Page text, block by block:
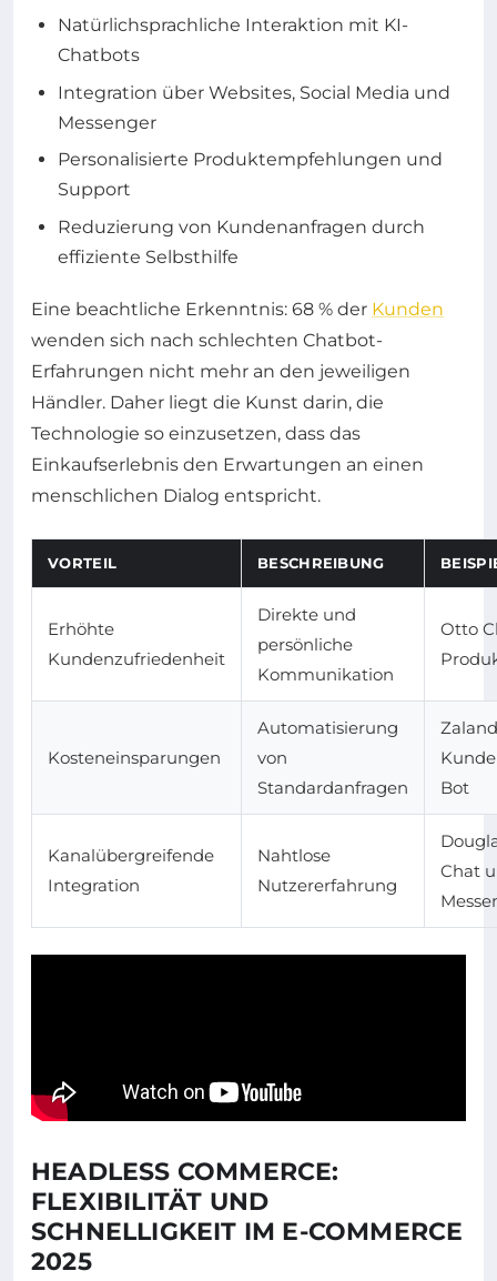
Natürlichsprachliche Interaktion mit KI-
Chatbots
Integration über Websites, Social Media und
Messenger
Personalisierte Produktempfehlungen und
Support
Reduzierung von Kundenanfragen durch
effiziente Selbsthilfe
Eine beachtliche Erkenntnis: 68 % der Kunden
wenden sich nach schlechten Chatbot-
Erfahrungen nicht mehr an den jeweiligen
Händler. Daher liegt die Kunst darin, die
Technologie so einzusetzen, dass das
Einkaufserlebnis den Erwartungen an einen
menschlichen Dialog entspricht.
VORTEIL BESCHREIBUNG
Erhöhte
Kundenzufriedenheit
Direkte und
persönliche
Kommunikation
Otto
Kosteneinsparungen
Automatisierung
von
Standardanfragen
Bot
Kanalübergreifende
Integration
Nahtlose
Nutzererfahrung
Chat
HEADLESS COMMERCE:
FLEXIBILITÄT UND
SCHNELLIGKEIT IM E-COMMERCE
2025